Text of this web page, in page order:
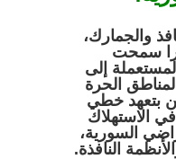
والجمارك،
قرارا سمحت
إلى
الحرة
بتعهد خطي
الاستهلاك
السورية،
النافذة.